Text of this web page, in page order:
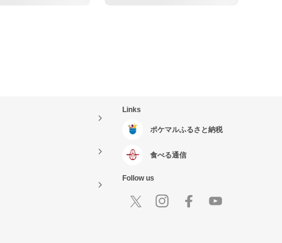
Links
ポケマルふるさと納税
食べる通信
Follow us